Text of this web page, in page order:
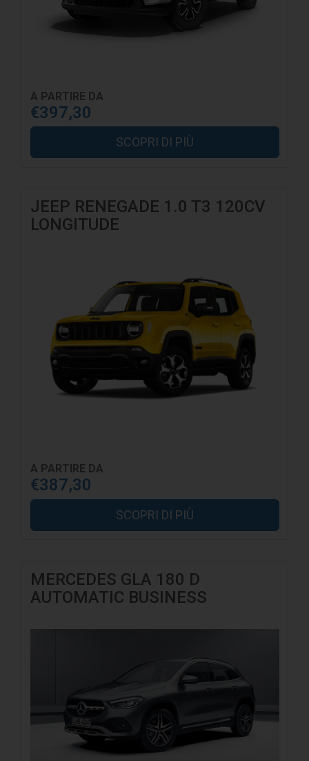
A PARTIRE DA
€397,30
SCOPRI DI PIÙ
JEEP RENEGADE 1.0 T3 120CV
LONGITUDE
A PARTIRE DA
€387,30
SCOPRI DI PIÙ
MERCEDES GLA 180 D
AUTOMATIC BUSINESS